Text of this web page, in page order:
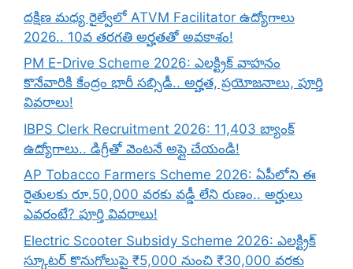
దక్షిణ మధ్య రైల్వేలో ATVM Facilitator ఉద్యోగాలు
2026.. 10వ తరగతి అర్హతతో అవకాశం!
PM E-Drive Scheme 2026: ఎలక్ట్రిక్ వాహనం
కొనేవారికి కేంద్రం భారీ సబ్సిడీ.. అర్హత, ప్రయోజనాలు, పూర్తి
వివరాలు!
IBPS Clerk Recruitment 2026: 11,403 బ్యాంక్
ఉద్యోగాలు.. డిగ్రీతో వెంటనే అప్లై చేయండి!
AP Tobacco Farmers Scheme 2026: ఏపీలోని ఈ
రైతులకు రూ.50,000 వరకు వడ్డీ లేని రుణం.. అర్హులు
ఎవరంటే? పూర్తి వివరాలు!
Electric Scooter Subsidy Scheme 2026: ఎలక్ట్రిక్
స్కూటర్ కొనుగోలుపై ₹5,000 నుంచి ₹30,000 వరకు